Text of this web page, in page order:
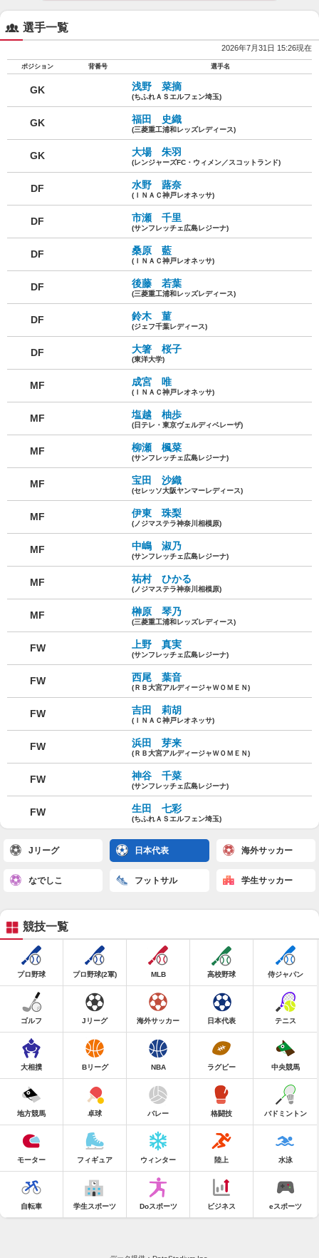
選手一覧
2026年7月31日 15:26現在
ポジション 背番号 選手名
GK 浅野 菜摘
(ちふれＡＳエルフェン埼玉)
GK 福田 史織
(三菱重工浦和レッズレディース)
GK 大場 朱羽
(レンジャーズFC・ウィメン／スコットランド)
DF 水野 蕗奈
(ＩＮＡＣ神戸レオネッサ)
DF 市瀬 千里
(サンフレッチェ広島レジーナ)
DF 桑原 藍
(ＩＮＡＣ神戸レオネッサ)
DF 後藤 若葉
(三菱重工浦和レッズレディース)
DF 鈴木 菫
(ジェフ千葉レディース)
DF 大箸 桜子
(東洋大学)
MF 成宮 唯
(ＩＮＡＣ神戸レオネッサ)
MF 塩越 柚歩
(日テレ・東京ヴェルディベレーザ)
MF 柳瀬 楓菜
(サンフレッチェ広島レジーナ)
MF 宝田 沙織
(セレッソ大阪ヤンマーレディース)
MF 伊東 珠梨
(ノジマステラ神奈川相模原)
MF 中嶋 淑乃
(サンフレッチェ広島レジーナ)
MF 祐村 ひかる
(ノジマステラ神奈川相模原)
MF 榊原 琴乃
(三菱重工浦和レッズレディース)
FW 上野 真実
(サンフレッチェ広島レジーナ)
FW 西尾 葉音
(ＲＢ大宮アルディージャＷＯＭＥＮ)
FW 吉田 莉胡
(ＩＮＡＣ神戸レオネッサ)
FW 浜田 芽来
(ＲＢ大宮アルディージャＷＯＭＥＮ)
FW 神谷 千菜
(サンフレッチェ広島レジーナ)
FW 生田 七彩
(ちふれＡＳエルフェン埼玉)
Jリーグ 日本代表 海外サッカー
なでしこ フットサル 学生サッカー
競技一覧
プロ野球 プロ野球(2軍) MLB 高校野球 侍ジャパン
ゴルフ Jリーグ 海外サッカー 日本代表 テニス
大相撲 Bリーグ NBA ラグビー 中央競馬
地方競馬 卓球 バレー 格闘技 バドミントン
モーター フィギュア ウィンター 陸上 水泳
自転車 学生スポーツ Doスポーツ ビジネス eスポーツ